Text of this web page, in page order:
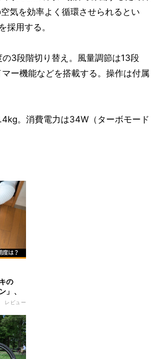
気を効率よく循環させられるとい
採用する。
3段階切り替え。風量調節は13段
ー機能などを搭載する。操作は付属
。消費電力は34W（ターボモード
の
」、
レビュー